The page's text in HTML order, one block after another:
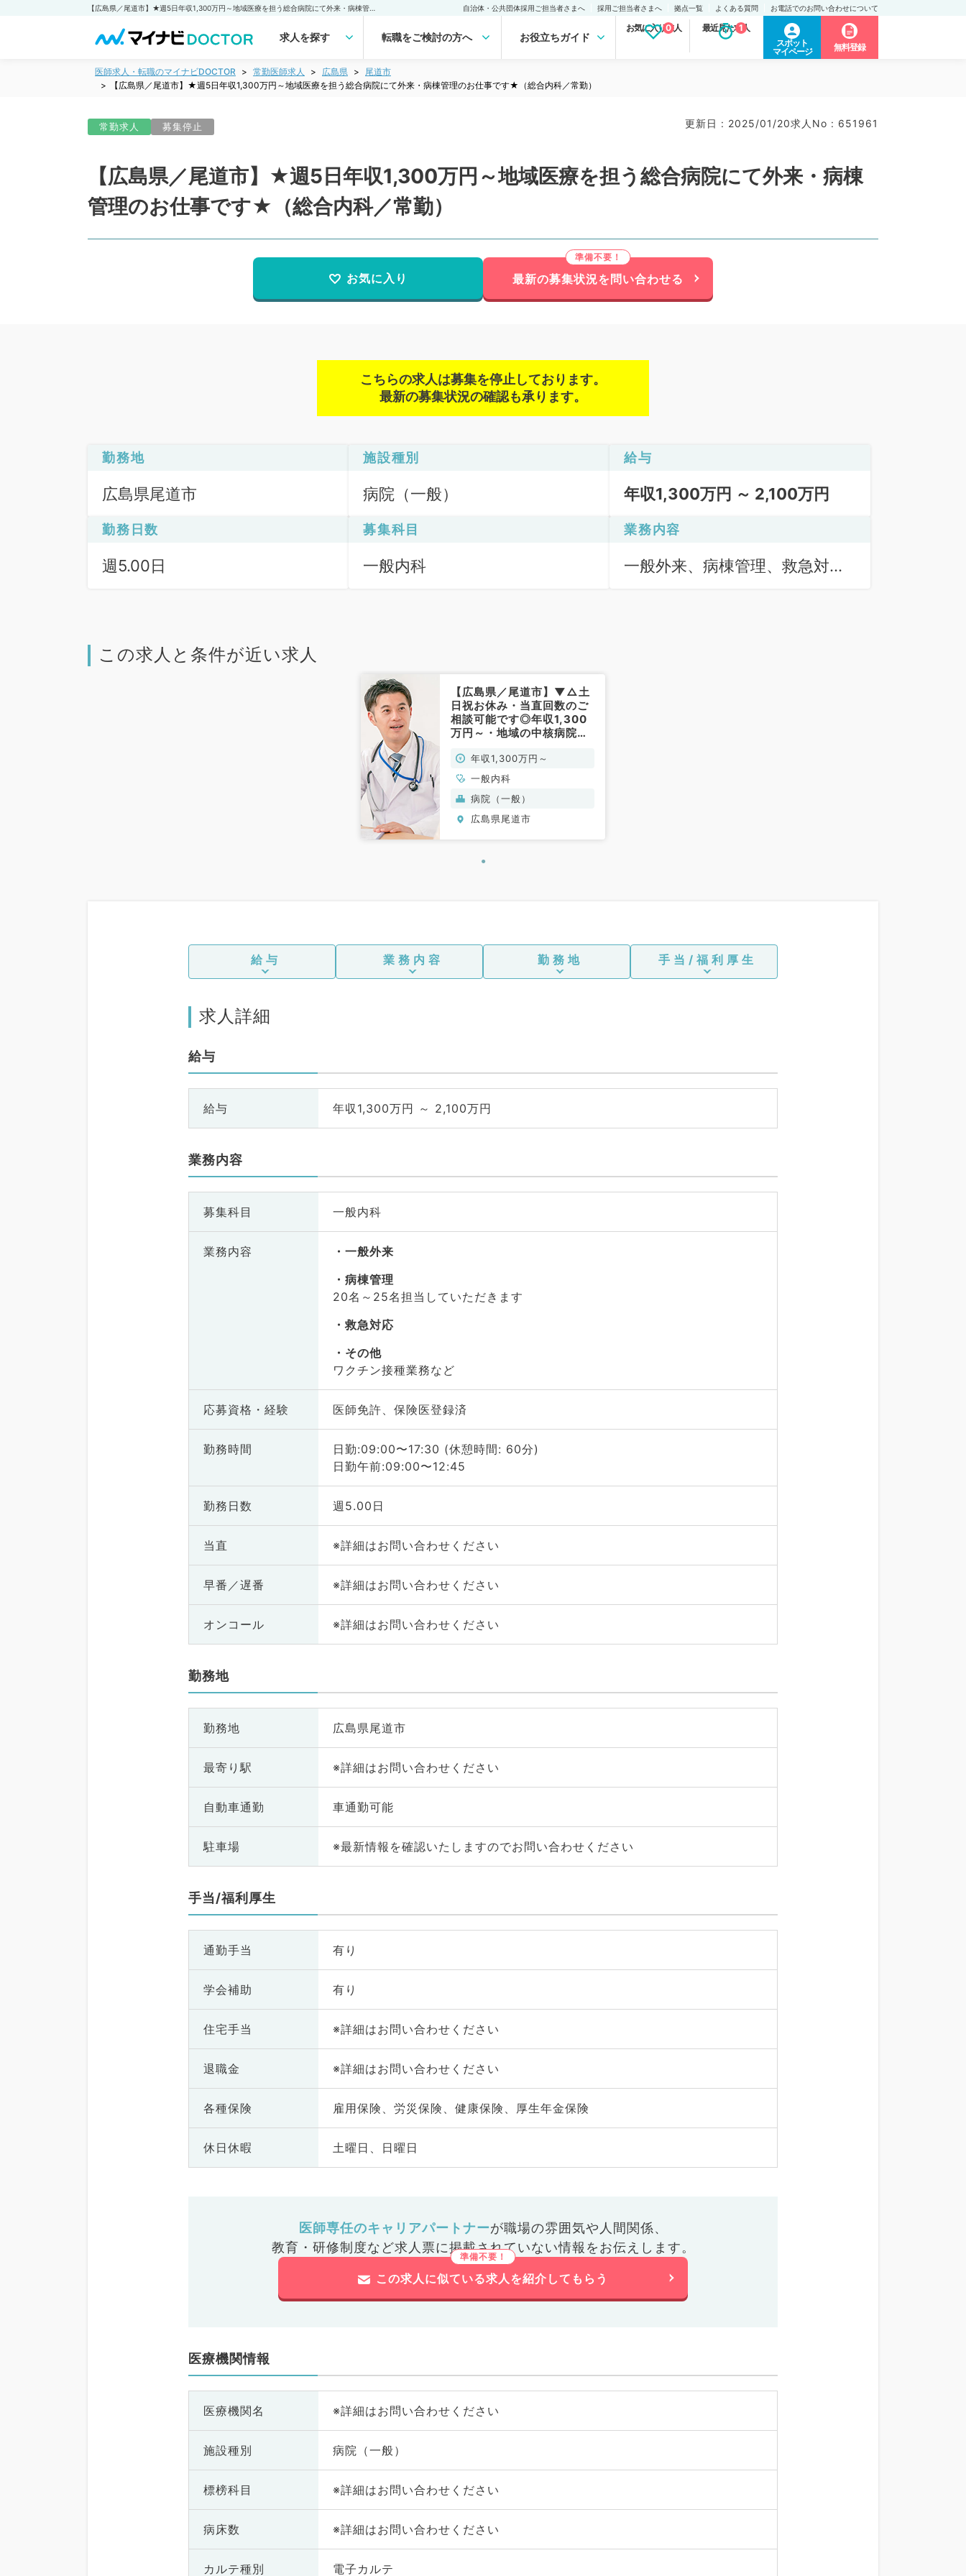
自治体・公共団体採用ご担当者さまへ 採用ご担当者さまへ 拠点一覧 よくある質問 お電話でのお問い合わせについて
求人を探す 転職をご検討の方へ お役立ちガイド
お気に入り求人
0 最近見た求人
1
スポット
マイページ
無料登録
医師求人・転職のマイナビDOCTOR 常勤医師求人 広島県
尾道市
【広島県／尾道市】★週5日年収1,300万円～地域医療を担う総合病院にて外来・病棟管理のお仕事です★（総合内科／常勤）
常勤求人 募集停止 更新日 : 2025/01/20求人No : 651961
【広島県／尾道市】★週5日年収1,300万円～地域医療を担う総合病院にて外来・病棟
管理のお仕事です★（総合内科／常勤）
お気に入り 最新の募集状況を問い合わせる
こちらの求人は募集を停止しております。
最新の募集状況の確認も承ります。
勤務地
広島県尾道市
施設種別
病院（一般）
給与
年収1,300万円 ～ 2,100万円
勤務日数
週5.00日
募集科目
一般内科
業務内容
一般外来、病棟管理、救急対
この求人と条件が近い求人
【広島県／尾道市】▼△土
日祝お休み・当直回数のご
相談可能です◎年収1,300
万円～・地域の中核病院に
科／常勤）
年収1,300万円～
一般内科
病院（一般）
広島県尾道市
給与 業務内容 勤務地 手当/福利厚生
求人詳細
給与
給与 年収1,300万円 ～ 2,100万円
業務内容
募集科目 一般内科
業務内容
一般外来
病棟管理
20名～25名担当していただきます
救急対応
その他
ワクチン接種業務など
応募資格・ 経験 医師免許、保険医登録済
勤務時間
日勤:09:00〜17:30 (休憩時間: 60分)
日勤午前:09:00〜12:45
勤務日数 週5.00日
当直 ※詳細はお問い合わせください
早番／遅番 ※詳細はお問い合わせください
オンコール ※詳細はお問い合わせください
勤務地
勤務地 広島県尾道市
最寄り駅 ※詳細はお問い合わせください
自動車通勤 車通勤可能
駐車場 ※最新情報を確認いたしますのでお問い合わせください
手当/福利厚生
通勤手当 有り
学会補助 有り
住宅手当 ※詳細はお問い合わせください
退職金 ※詳細はお問い合わせください
各種保険 雇用保険、労災保険、健康保険、厚生年金保険
休日休暇 土曜日、日曜日
医師専任のキャリアパートナーが職場の雰囲気や人間関係、
教育・研修制度など求人票に掲載されていない情報をお伝えします。
この求人に似ている求人を紹介してもらう
医療機関情報
医療機関名 ※詳細はお問い合わせください
施設種別 病院（一般）
標榜科目 ※詳細はお問い合わせください
病床数 ※詳細はお問い合わせください
カルテ種別 電子カルテ